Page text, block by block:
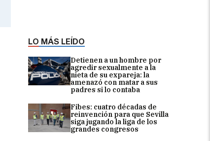
LO MÁS LEÍDO
Detienen a un hombre por
agredir sexualmente a la
nieta de su expareja: la
amenazó con matar a sus
padres si lo contaba
Fibes: cuatro décadas de
reinvención para que Sevilla
siga jugando la liga de los
grandes congresos